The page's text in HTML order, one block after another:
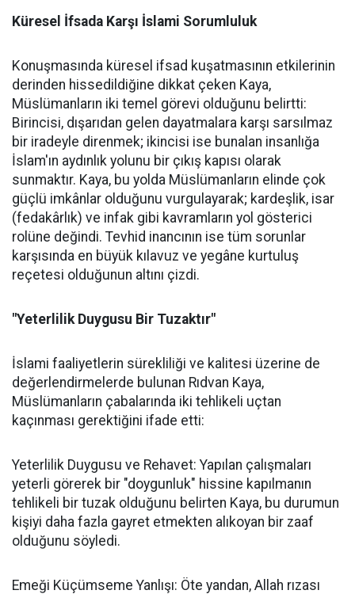
Küresel İfsada Karşı İslami Sorumluluk
Konuşmasında küresel ifsad kuşatmasının etkilerinin
derinden hissedildiğine dikkat çeken Kaya,
Müslümanların iki temel görevi olduğunu belirtti:
Birincisi, dışarıdan gelen dayatmalara karşı sarsılmaz
bir iradeyle direnmek; ikincisi ise bunalan insanlığa
İslam'ın aydınlık yolunu bir çıkış kapısı olarak
sunmaktır. Kaya, bu yolda Müslümanların elinde çok
güçlü imkânlar olduğunu vurgulayarak; kardeşlik, isar
(fedakârlık) ve infak gibi kavramların yol gösterici
rolüne değindi. Tevhid inancının ise tüm sorunlar
karşısında en büyük kılavuz ve yegâne kurtuluş
reçetesi olduğunun altını çizdi.
"Yeterlilik Duygusu Bir Tuzaktır"
İslami faaliyetlerin sürekliliği ve kalitesi üzerine de
değerlendirmelerde bulunan Rıdvan Kaya,
Müslümanların çabalarında iki tehlikeli uçtan
kaçınması gerektiğini ifade etti:
Yeterlilik Duygusu ve Rehavet: Yapılan çalışmaları
yeterli görerek bir "doygunluk" hissine kapılmanın
tehlikeli bir tuzak olduğunu belirten Kaya, bu durumun
kişiyi daha fazla gayret etmekten alıkoyan bir zaaf
olduğunu söyledi.
Emeği Küçümseme Yanlışı: Öte yandan, Allah rızası